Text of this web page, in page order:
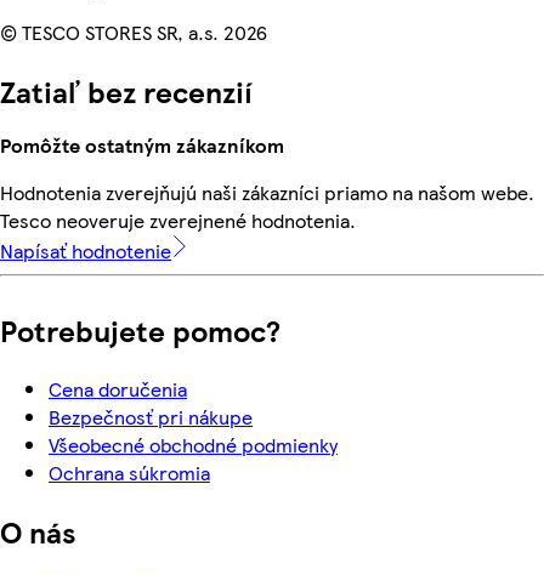
© TESCO STORES SR, a.s. 2026
Zatiaľ bez recenzií
Pomôžte ostatným zákazníkom
Hodnotenia zverejňujú naši zákazníci priamo na našom webe.
Tesco neoveruje zverejnené hodnotenia.
Napísať hodnotenie
Potrebujete pomoc?
Cena doručenia
Bezpečnosť pri nákupe
Všeobecné obchodné podmienky
Ochrana súkromia
O nás